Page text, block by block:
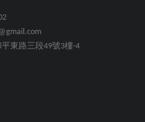
東路三段49號3樓-4